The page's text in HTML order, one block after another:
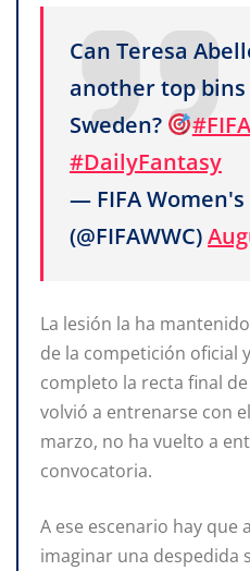
Can Teresa
another top
Sweden?
#DailyFantasy
— FIFA
(@FIFAWWC)
La lesión la ha
de la competición oficial
completo la recta final
volvió a entrenarse con
marzo, no ha vuelto a
convocatoria.
A ese escenario hay que
imaginar una despedida